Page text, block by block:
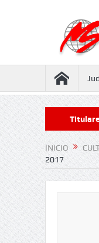
contra Juliana
INICIO
2017